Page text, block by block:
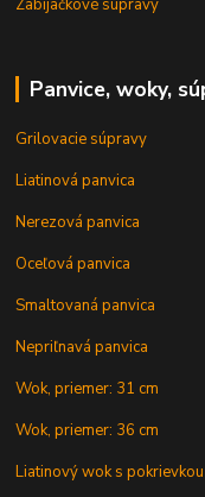
Panvice, woky,
Grilovacie súpravy
Liatinová panvica
Nerezová panvica
Oceľová panvica
Smaltovaná panvica
Nepriľnavá panvica
Wok, priemer: 31 cm
Wok, priemer: 36 cm
Liatinový wok s